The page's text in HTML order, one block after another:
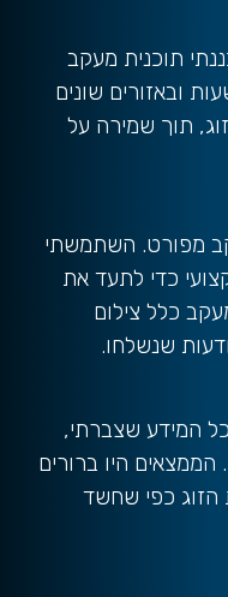
תוכנית מעקב
ובאזורים שונים
תוך שמירה על
מפורט. השתמשתי
כדי לתעד את
כלל צילום
שנשלחו.
המידע שצברתי,
הממצאים היו ברורים
הזוג כפי שחשד